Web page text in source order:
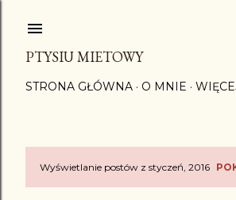
PTYSIU MIETOWY
STRONA GŁÓWNA O MNIE
PWyświetlanie postów z styczeń, 2016